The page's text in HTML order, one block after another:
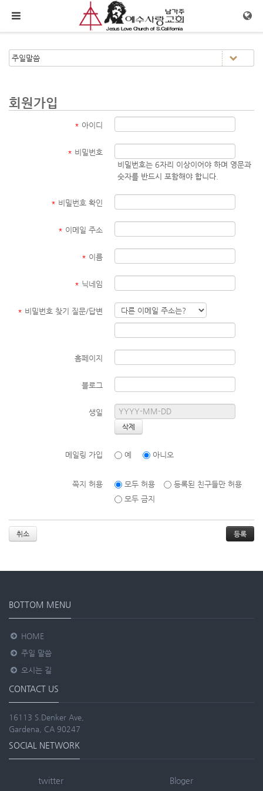
메뉴 건너뛰기
회원가입
* 아이디
* 비밀번호
비밀번호는 6자리 이상이어야 하며 영문과
숫자를 반드시 포함해야 합니다.
* 비밀번호 확인
* 이메일 주소
* 이름
* 닉네임
* 비밀번호 찾기 질문/답변
홈페이지
블로그
생일
메일링 가입 예 아니오
쪽지 허용 모두 허용
등록된 친구들만 허용
모두 금지
취소
BOTTOM MENU
HOME
주일 말씀
오시는 길
CONTACT US
16113 S.Denker Ave,
Gardena, CA 90247
SOCIAL NETWORK
twitter Bloger